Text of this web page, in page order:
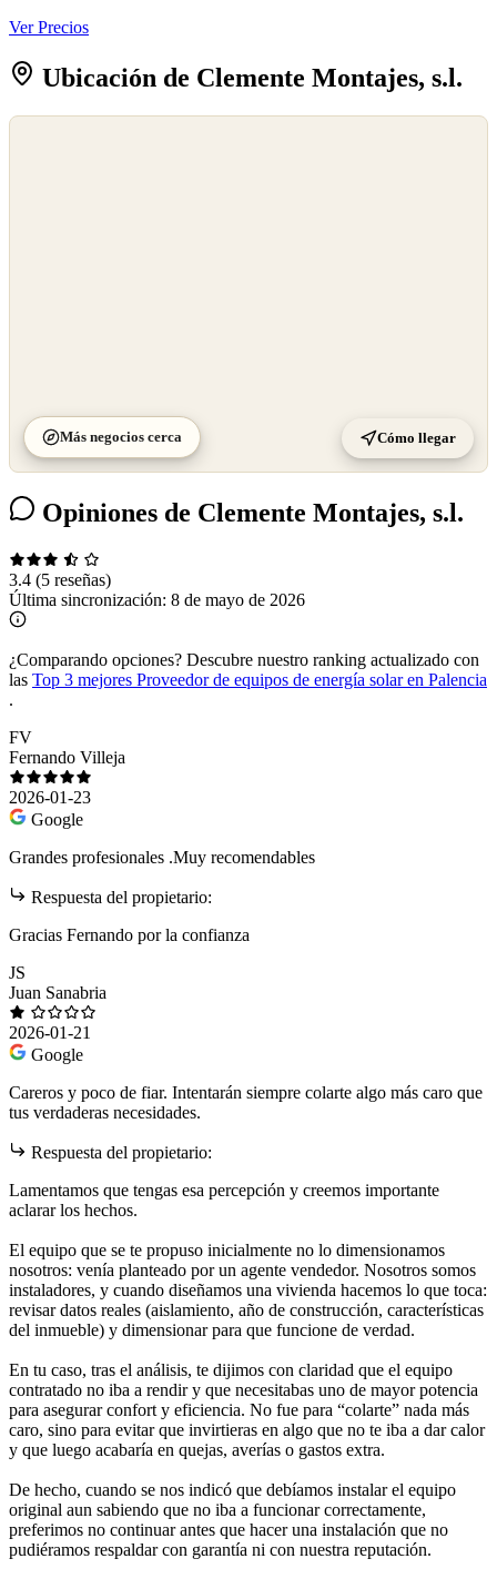
Ver Precios
Ubicación de Clemente Montajes, s.l.
Más negocios cerca Cómo llegar
Opiniones de Clemente Montajes, s.l.
3.4 (5 reseñas)
Última sincronización: 8 de mayo de 2026
¿Comparando opciones? Descubre nuestro ranking actualizado con
las Top 3 mejores Proveedor de equipos de energía solar en Palencia
.
FV
Fernando Villeja
2026-01-23
Google
Grandes profesionales .Muy recomendables
Respuesta del propietario:
Gracias Fernando por la confianza
JS
Juan Sanabria
2026-01-21
Google
Careros y poco de fiar. Intentarán siempre colarte algo más caro que
tus verdaderas necesidades.
Respuesta del propietario:
Lamentamos que tengas esa percepción y creemos importante
aclarar los hechos.
El equipo que se te propuso inicialmente no lo dimensionamos
nosotros: venía planteado por un agente vendedor. Nosotros somos
instaladores, y cuando diseñamos una vivienda hacemos lo que toca:
revisar datos reales (aislamiento, año de construcción, características
del inmueble) y dimensionar para que funcione de verdad.
En tu caso, tras el análisis, te dijimos con claridad que el equipo
contratado no iba a rendir y que necesitabas uno de mayor potencia
para asegurar confort y eficiencia. No fue para “colarte” nada más
caro, sino para evitar que invirtieras en algo que no te iba a dar calor
y que luego acabaría en quejas, averías o gastos extra.
De hecho, cuando se nos indicó que debíamos instalar el equipo
original aun sabiendo que no iba a funcionar correctamente,
preferimos no continuar antes que hacer una instalación que no
pudiéramos respaldar con garantía ni con nuestra reputación.